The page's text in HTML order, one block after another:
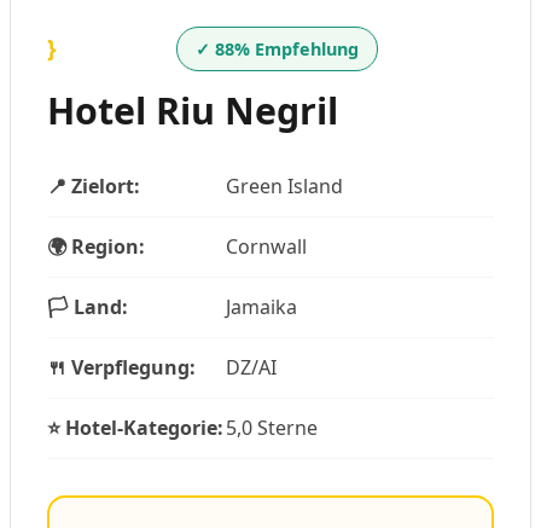
} ✓ 88% Empfehlung
Hotel Riu Negril
📍 Zielort: Green Island
🌍 Region: Cornwall
🏳️ Land: Jamaika
🍴 Verpflegung: DZ/AI
⭐ Hotel-Kategorie:5,0 Sterne